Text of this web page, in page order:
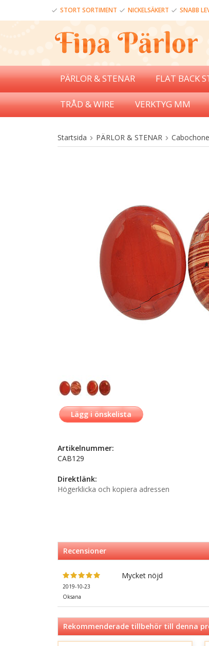
STORT SORTIMENT NICKELSÄKERT SNABB
PÄRLOR & STENAR FLAT BACK
TRÅD & WIRE VERKTYG MM
Startsida PÄRLOR & STENAR
Lägg i önskelista
Artikelnummer:
CAB129
Direktlänk:
Högerklicka och kopiera adressen
Recensioner
2019-10-23
Oksana
Mycket nöjd
Rekommenderade tillbehör till denna